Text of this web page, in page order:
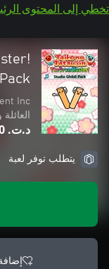
تخطي إلى المحتوى
Inc.
د.ت.‏ 11,200
يتطلب توفر لعبة